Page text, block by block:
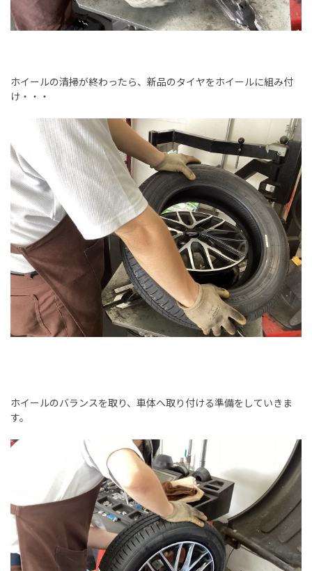
ホイールの清掃が終わったら、新品のタイヤをホイールに組み付
け・・・
ホイールのバランスを取り、車体へ取り付ける準備をしていきま
す。